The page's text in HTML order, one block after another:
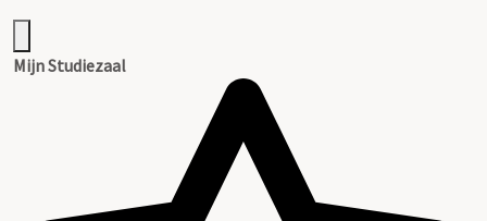
Mijn Studiezaal